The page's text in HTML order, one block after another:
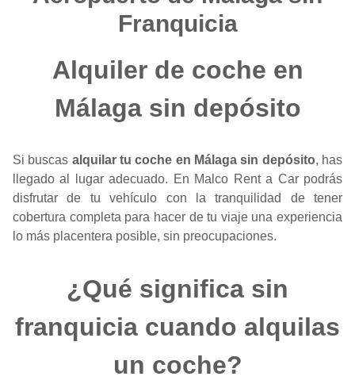
Franquicia
Alquiler de coche en
Málaga sin depósito
Si buscas alquilar tu coche en Málaga sin depósito, has
llegado al lugar adecuado. En Malco Rent a Car podrás
disfrutar de tu vehículo con la tranquilidad de tener
cobertura completa para hacer de tu viaje una experiencia
lo más placentera posible, sin preocupaciones.
¿Qué significa sin
franquicia cuando alquilas
un coche?